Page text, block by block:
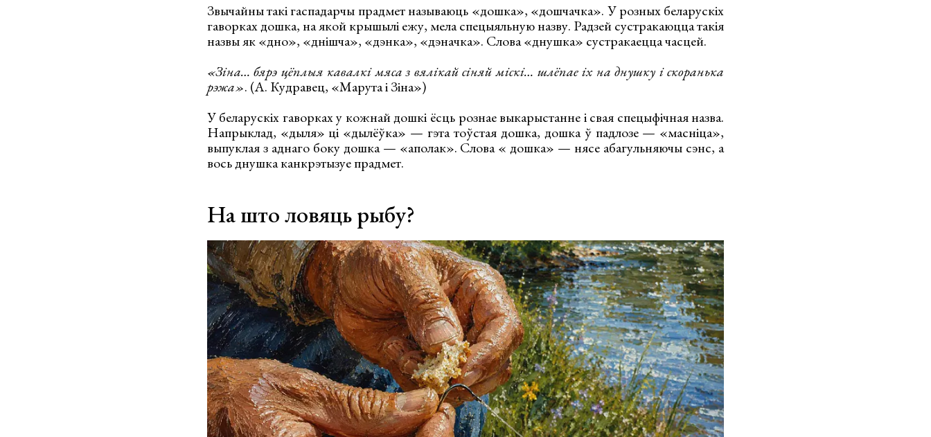
Звычайны такі гаспадарчы прадмет называюць «дошка», «дошчачка». У розных беларускіх
гаворках дошка, на якой крышылі ежу, мела спецыяльную назву. Радзей сустракаюцца такія
назвы як «дно», «днішча», «дэнка», «дэначка». Слова «днушка» сустракаецца часцей.
«Зіна… бярэ цёплыя кавалкі мяса з вялікай сіняй міскі… шлёпае іх на днушку і скоранька
рэжа». (А. Кудравец, «Марута і Зіна»)
У беларускіх гаворках у кожнай дошкі ёсць рознае выкарыстанне і свая спецыфічная назва.
Напрыклад, «дыля» ці «дылёўка» — гэта тоўстая дошка, дошка ў падлозе — «масніца»,
выпуклая з аднаго боку дошка — «аполак». Слова « дошка» — нясе абагульняючы сэнс, а
вось днушка канкрэтызуе прадмет.
На што ловяць рыбу?